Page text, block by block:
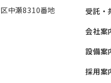
中瀬8310番地
受託・
会社案
設備案
採用案